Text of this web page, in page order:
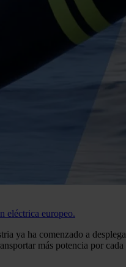
eléctrica europeo.
ya ha comenzado a
más potencia por